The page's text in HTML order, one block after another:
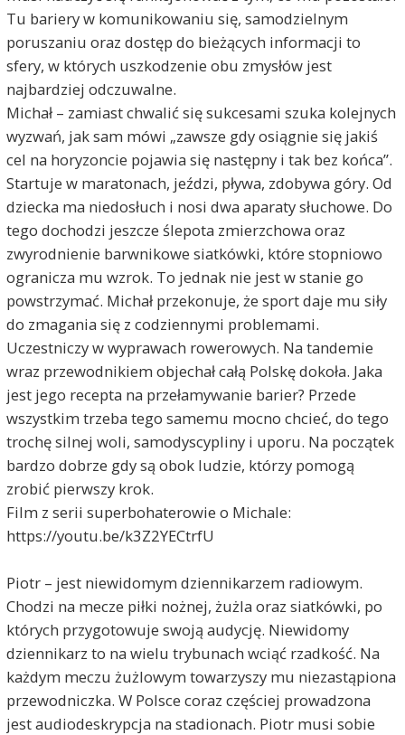
Tu bariery w komunikowaniu się, samodzielnym
poruszaniu oraz dostęp do bieżących informacji to
sfery, w których uszkodzenie obu zmysłów jest
najbardziej odczuwalne.
Michał – zamiast chwalić się sukcesami szuka kolejnych
wyzwań, jak sam mówi „zawsze gdy osiągnie się jakiś
cel na horyzoncie pojawia się następny i tak bez końca”.
Startuje w maratonach, jeździ, pływa, zdobywa góry. Od
dziecka ma niedosłuch i nosi dwa aparaty słuchowe. Do
tego dochodzi jeszcze ślepota zmierzchowa oraz
zwyrodnienie barwnikowe siatkówki, które stopniowo
ogranicza mu wzrok. To jednak nie jest w stanie go
powstrzymać. Michał przekonuje, że sport daje mu siły
do zmagania się z codziennymi problemami.
Uczestniczy w wyprawach rowerowych. Na tandemie
wraz przewodnikiem objechał całą Polskę dokoła. Jaka
jest jego recepta na przełamywanie barier? Przede
wszystkim trzeba tego samemu mocno chcieć, do tego
trochę silnej woli, samodyscypliny i uporu. Na początek
bardzo dobrze gdy są obok ludzie, którzy pomogą
zrobić pierwszy krok.
Film z serii superbohaterowie o Michale:
https://youtu.be/k3Z2YECtrfU
Piotr – jest niewidomym dziennikarzem radiowym.
Chodzi na mecze piłki nożnej, żużla oraz siatkówki, po
których przygotowuje swoją audycję. Niewidomy
dziennikarz to na wielu trybunach wciąć rzadkość. Na
każdym meczu żużlowym towarzyszy mu niezastąpiona
przewodniczka. W Polsce coraz częściej prowadzona
jest audiodeskrypcja na stadionach. Piotr musi sobie